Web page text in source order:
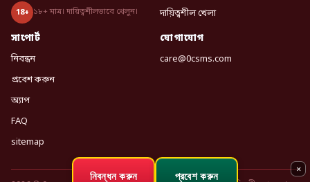
18+ ১৮+ মাত্র। দায়িত্বশীলভাবে খেলুন।
দায়িত্বশীল খেলা
সাপোর্ট
নিবন্ধন
প্রবেশ করুন
অ্যাপ
FAQ
sitemap
যোগাযোগ
care@0csms.com
×
নিবন্ধন করুন প্রবেশ করুন